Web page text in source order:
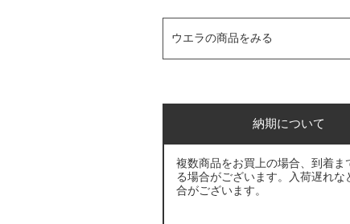
ウエラの商品をみる
納期について
複数商品をお買上の場合、到着
る場合がございます。入荷遅れ
合がございます。